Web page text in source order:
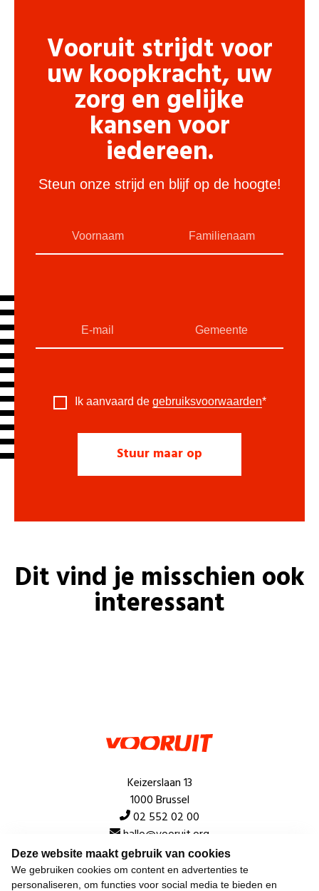
Deze website maakt gebruik van cookies
We gebruiken cookies om content en advertenties te
personaliseren, om functies voor social media te bieden en
Vooruit strijdt voor
uw koopkracht, uw
zorg en gelijke
kansen voor
iedereen.
Steun onze strijd en blijf op de hoogte!
Ik aanvaard de gebruiksvoorwaarden*
Dit vind je misschien ook
interessant
Keizerslaan 13
1000 Brussel
02 552 02 00
hallo@vooruit.org
Snel